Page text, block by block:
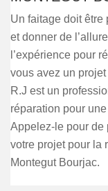
Un faitage doit être
et donner de
l’expérience pour
vous avez un
R.J est un
réparation pour
Appelez-le pour de
votre projet pour la
Montegut Bourjac.